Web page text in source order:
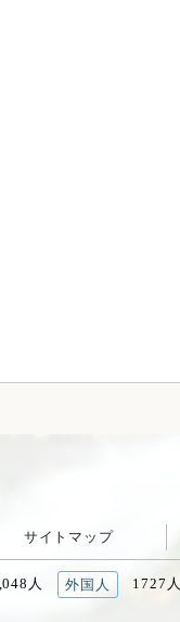
サイトマップ
人 外国人 1727人